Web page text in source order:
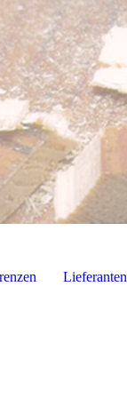
Lieferanten